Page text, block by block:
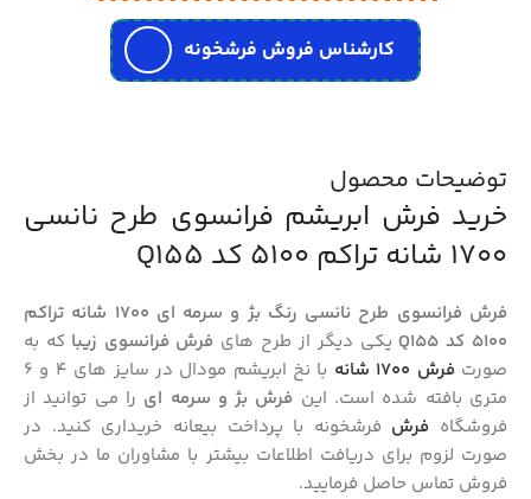
کارشناس فروش فرشخونه
توضیحات محصول
خرید فرش ابریشم فرانسوی طرح نانسی
1700 شانه تراکم 5100 کد Q155
فرش فرانسوی طرح نانسی رنگ بژ و سرمه ای 1700 شانه تراکم
5100 کد Q155
یکی دیگر از طرح های فرش فرانسوی زیبا که به
صورت فرش 1700 شانه
با نخ ابریشم مودال در سایز های 4 و 6
متری بافته شده است. این فرش بژ و سرمه ای را می توانید از
فروشگاه فرش فرشخونه با پرداخت بیعانه خریداری کنید. در
صورت لزوم برای دریافت اطلاعات بیشتر با مشاوران ما در بخش
فروش تماس حاصل فرمایید.